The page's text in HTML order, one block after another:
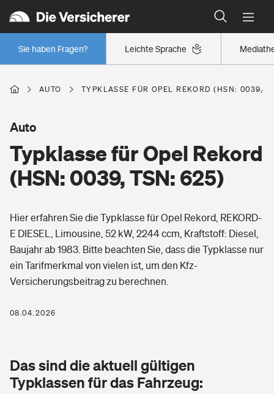
Leichte Sprache
Sie haben Fragen?
Wer versichert was: Jetzt Versicherer finden
Regionalklassen: So ist Ihre Region eingestuft
Wer versichert was: Jetzt Versicherer finden
Berufsunfähigkeitsversicherung
Erwerbsunfähigkeitsversicherung
Grundfähigkeitsversicherung
Arbeitsrechtsschutz
Berufshaftpflichtversicherung
Zur Übersicht
Tools
Wohnen
Glasversicherung
Freizeit
Pri­vate Haft­pflicht­
Kinderunfall­ver­si­che­rung
Gesundheit
Private Krankenversicherung
Dread-Disease-Versicherung
AUTO TYPKLASSE FÜR OPEL REKORD (HSN: 0039,
Typklasse für Opel Rekord
(HSN: 0039, TSN: 625)
Auto
Hier erfahren Sie die Typklasse für Opel Rekord, REKORD-
E DIESEL, Limousine, 52 kW, 2244 ccm, Kraftstoff: Diesel,
Baujahr ab 1983. Bitte beachten Sie, dass die Typklasse nur
ein Tarifmerkmal von vielen ist, um den Kfz-
Versicherungsbeitrag zu berechnen.
08.04.2026
Das sind die aktuell gültigen
Typklassen für das Fahrzeug: